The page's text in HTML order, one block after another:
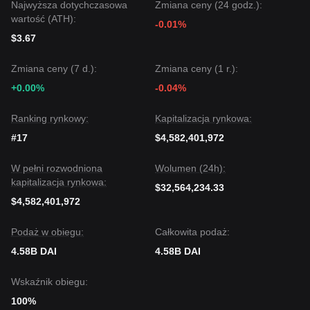
Konsensus wśród analityków jest taki, że mimo
krótkoterminowych drobnych wahania lub transformacji
ekosystemu, dopóki Dai pozostaje powyżej poziomu
wsparcia
Najwyższa dotychczasowa
wartość (ATH):
$3.67
Zmiana ceny (24 godz.):
-0.01%
Zmiana ceny (7 d.):
+0.00%
Zmiana ceny (1 r.):
-0.04%
Ranking rynkowy:
#17
Kapitalizacja rynkowa:
$4,582,401,972
W pełni rozwodniona
kapitalizacja rynkowa:
$4,582,401,972
Wolumen (24h):
$32,564,234.33
Podaż w obiegu:
4.58B DAI
Całkowita podaż:
4.58B DAI
Wskaźnik obiegu:
100%